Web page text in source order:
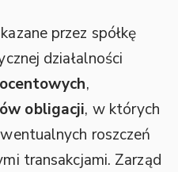
przez spółkę
działalności
,
obligacji, w których
roszczeń
transakcjami. Zarząd